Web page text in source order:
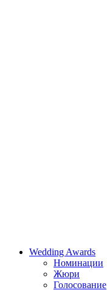
Wedding Awards
Номинации
Жюри
Голосование